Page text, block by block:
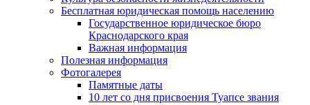
Бесплатная юридическая помощь населению
Государственное юридическое бюро
Краснодарского края
Важная информация
Полезная информация
Фотогалерея
Памятные даты
10 лет со дня присвоения Туапсе звания